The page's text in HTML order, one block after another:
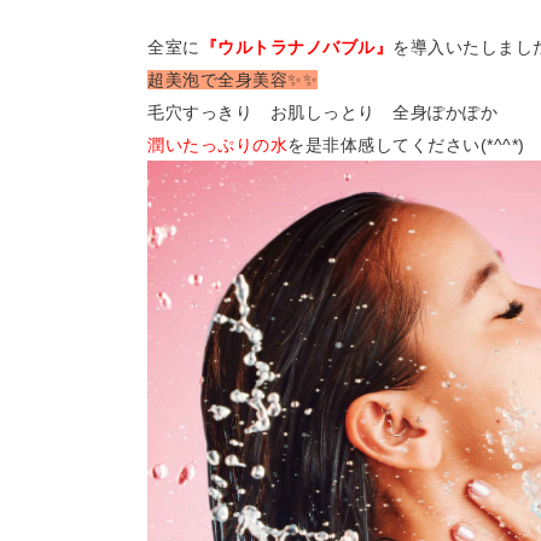
全室に 『ウルトラナノバブル』 を導入いたしまし
超美泡で全身美容✨✨
毛穴すっきり お肌しっとり 全身ぽかぽか
潤いたっぷりの水を是非体感してください(*^^*)